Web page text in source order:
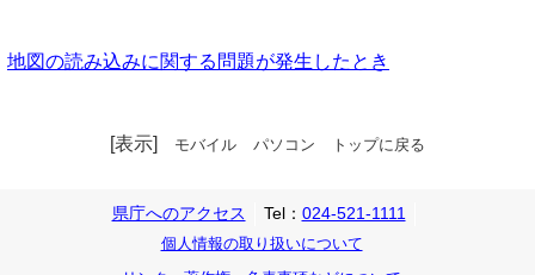
地図の読み込みに関する問題が発生したとき
[表示] モバイル パソコン トップに戻る
県庁へのアクセス Tel： 024-521-1111
個人情報の取り扱いについて